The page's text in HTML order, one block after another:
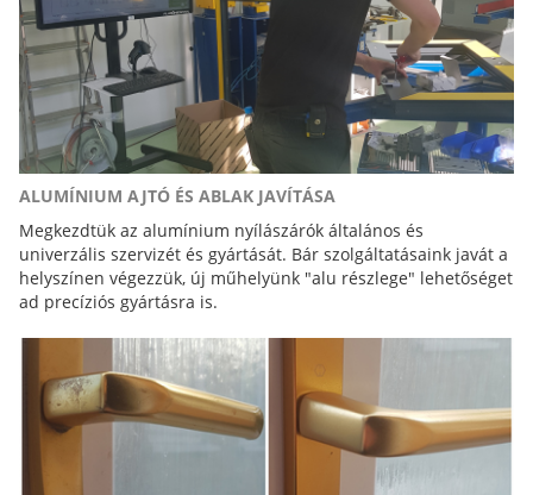
ALUMÍNIUM AJTÓ ÉS ABLAK JAVÍTÁSA
Megkezdtük az alumínium nyílászárók általános és
univerzális szervizét és gyártását. Bár szolgáltatásaink javát a
helyszínen végezzük, új műhelyünk "alu részlege" lehetőséget
ad precíziós gyártásra is.